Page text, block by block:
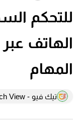
للتحكم
الهاتف
المهام
تيك فيو - Tech View